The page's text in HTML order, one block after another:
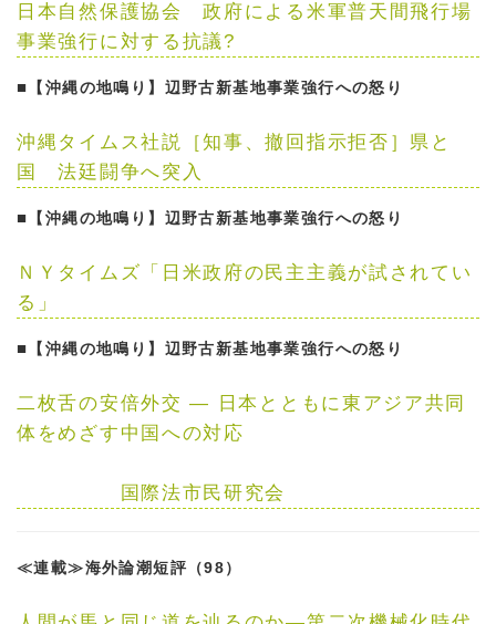
日本自然保護協会 政府による米軍普天間飛行場
事業強行に対する抗議?
■ 【沖縄の地鳴り】辺野古新基地事業強行への怒り
沖縄タイムス社説［知事、撤回指示拒否］県と
国 法廷闘争へ突入
■ 【沖縄の地鳴り】辺野古新基地事業強行への怒り
ＮＹタイムズ「日米政府の民主主義が試されてい
る」
■ 【沖縄の地鳴り】辺野古新基地事業強行への怒り
二枚舌の安倍外交 —
日本とともに東アジア共同
体をめざす中国への対応
国際法市民研究会
≪連載≫海外論潮短評（98）